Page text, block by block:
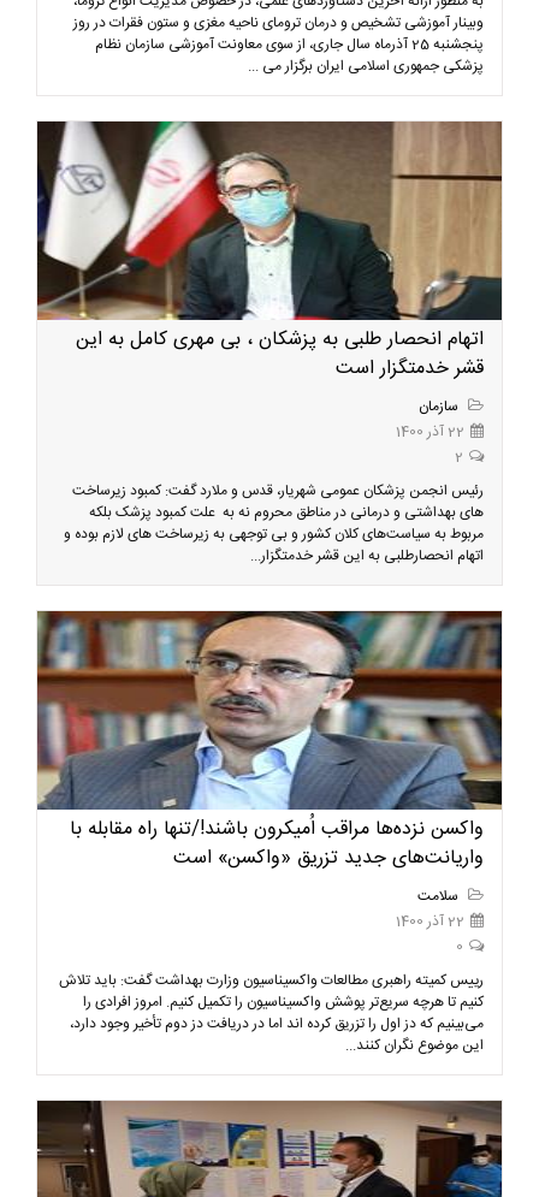
وبینار آموزشی تشخیص و درمان ترومای ناحیه مغزی و ستون فقرات در روز
پنجشنبه 25 آذرماه سال جاری، از سوی معاونت آموزشی سازمان نظام
پزشکی جمهوری اسلامی ایران برگزار می‌ ...
اتهام انحصار طلبی به پزشکان ، بی مهری کامل به این
قشر خدمتگزار است
سازمان
22 آذر 1400
2
رئیس انجمن پزشکان عمومی شهریار، قدس و ملارد گفت: کمبود زیرساخت
های بهداشتی و درمانی در مناطق محروم نه به علت کمبود پزشک بلکه
مربوط به سیاست‌های کلان کشور و بی توجهی به زیرساخت های لازم بوده و
اتهام انحصارطلبی به این قشر خدمتگزار...
واکسن نزده‌ها مراقب اُمیکرون باشند!/تنها راه مقابله با
واریانت‌های جدید تزریق «واکسن» است
سلامت
22 آذر 1400
0
رییس کمیته راهبری مطالعات واکسیناسیون وزارت بهداشت گفت: باید تلاش
کنیم تا هرچه سریع‌تر پوشش واکسیناسیون را تکمیل کنیم. امروز افرادی را
می‌بینیم که دز اول را تزریق کرده اند اما در دریافت دز دوم تأخیر وجود دارد،
این موضوع نگران کنند...